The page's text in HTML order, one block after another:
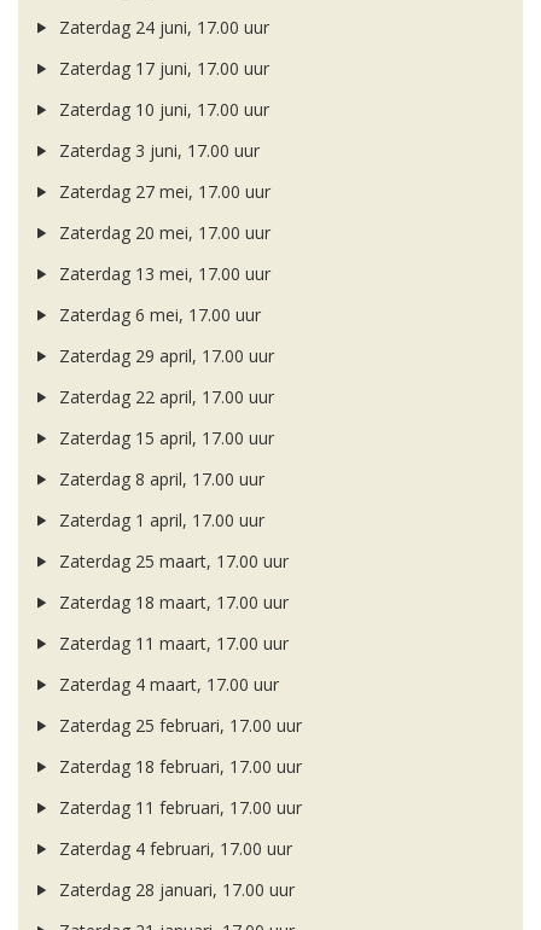
Zaterdag 24 juni, 17.00 uur
Zaterdag 17 juni, 17.00 uur
Zaterdag 10 juni, 17.00 uur
Zaterdag 3 juni, 17.00 uur
Zaterdag 27 mei, 17.00 uur
Zaterdag 20 mei, 17.00 uur
Zaterdag 13 mei, 17.00 uur
Zaterdag 6 mei, 17.00 uur
Zaterdag 29 april, 17.00 uur
Zaterdag 22 april, 17.00 uur
Zaterdag 15 april, 17.00 uur
Zaterdag 8 april, 17.00 uur
Zaterdag 1 april, 17.00 uur
Zaterdag 25 maart, 17.00 uur
Zaterdag 18 maart, 17.00 uur
Zaterdag 11 maart, 17.00 uur
Zaterdag 4 maart, 17.00 uur
Zaterdag 25 februari, 17.00 uur
Zaterdag 18 februari, 17.00 uur
Zaterdag 11 februari, 17.00 uur
Zaterdag 4 februari, 17.00 uur
Zaterdag 28 januari, 17.00 uur